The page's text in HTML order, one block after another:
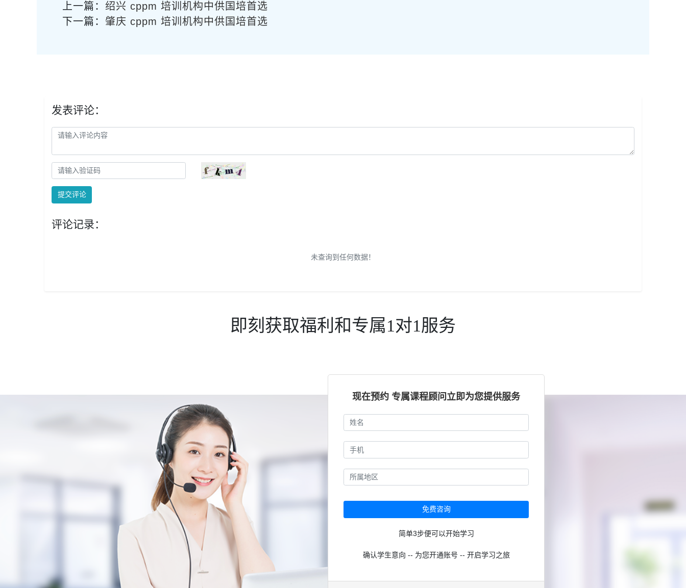
上一篇： 绍兴 cppm 培训机构中供国培首选
下一篇： 肇庆 cppm 培训机构中供国培首选
发表评论：
提交评论
评论记录：
未查询到任何数据！
即刻获取福利和专属1对1服务
现在预约 专属课程顾问立即为您提供服务
免费咨询
简单3步便可以开始学习
确认学生意向 -- 为您开通账号 -- 开启学习之旅